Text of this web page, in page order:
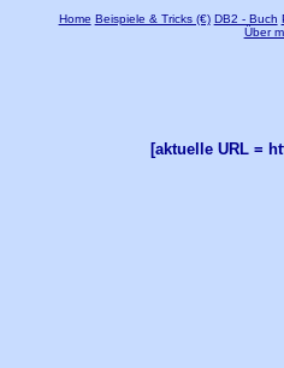
Home Beispiele & Tricks (€) DB2 - Buch
Über
[aktuelle URL =